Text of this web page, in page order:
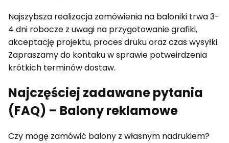
Najszybsza realizacja zamówienia na baloniki trwa 3-
4 dni robocze z uwagi na przygotowanie grafiki,
akceptację projektu, proces druku oraz czas wysyłki.
Zapraszamy do kontaku w sprawie potweirdzenia
krótkich terminów dostaw.
Najczęściej zadawane pytania
(FAQ) – Balony reklamowe
Czy mogę zamówić balony z własnym nadrukiem?